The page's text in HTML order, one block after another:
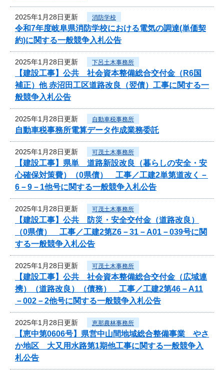
2025年1月28日更新 消防学校
令和7年度岐阜県消防学校における電気の調達(単価契
約)に関する一般競争入札公告
2025年1月28日更新 下呂土木事務所
【建設工事】公共 社会資本整備総合交付金（R6国
補正）他 赤沼田工区道路改良（翌債）工事に関する一
般競争入札公告
2025年1月28日更新 自動車税事務所
自動車税事務所電算データ作成業務委託
2025年1月28日更新 可茂土木事務所
【建設工事】県単 道路新設改良（暮らしの安全・安
心確保対策費）（0県債） 工事／工建2単第道改く－
6－9－1他号に関する一般競争入札公告
2025年1月28日更新 可茂土木事務所
【建設工事】公共 防災・安全交付金（道路改良）
（0県債） 工事／工建2第Z6－31－A01－039号に関
する一般競争入札公告
2025年1月28日更新 可茂土木事務所
【建設工事】公共 社会資本整備総合交付金（広域連
携）（道路改良）（債務） 工事／工建2第46－A11
－002－2他号に関する一般競争入札公告
2025年1月28日更新 恵那農林事務所
【恵中第0606号】県営中山間地域総合整備事業 やさ
か地区 大又用水路第1期他工事に関する一般競争入
札公告